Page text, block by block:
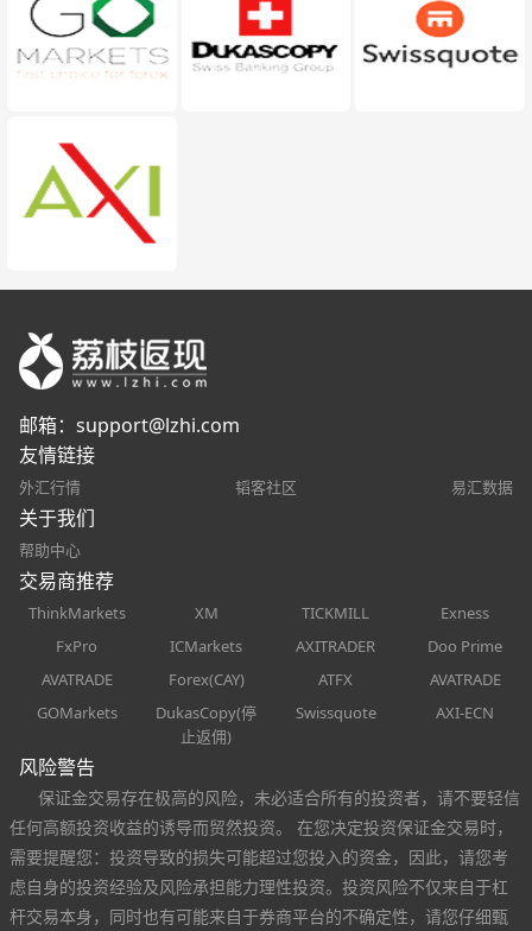
邮箱： support@lzhi.com
友情链接
外汇行情 韬客社区 易汇数据
关于我们
帮助中心
交易商推荐
ThinkMarkets XM TICKMILL
Exness
FxPro
ICMarkets AXITRADER
Doo Prime
AVATRADE
Forex(CAY) ATFX
AVATRADE
GOMarkets
DukasCopy(停
止返佣)
Swissquote AXI-ECN
风险警告
保证金交易存在极高的风险，未必适合所有的投资者，请不要轻信
任何高额投资收益的诱导而贸然投资。 在您决定投资保证金交易时，
需要提醒您：投资导致的损失可能超过您投入的资金，因此，请您考
虑自身的投资经验及风险承担能力理性投资。投资风险不仅来自于杠
杆交易本身，同时也有可能来自于券商平台的不确定性，请您仔细甄